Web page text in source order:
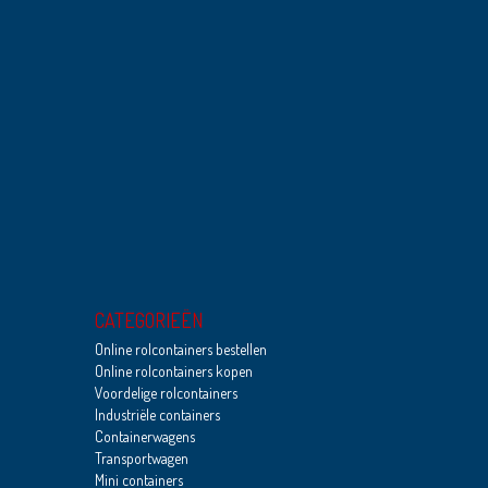
CATEGORIEËN
Online rolcontainers bestellen
Online rolcontainers kopen
Voordelige rolcontainers
Industriële containers
Containerwagens
Transportwagen
Mini containers